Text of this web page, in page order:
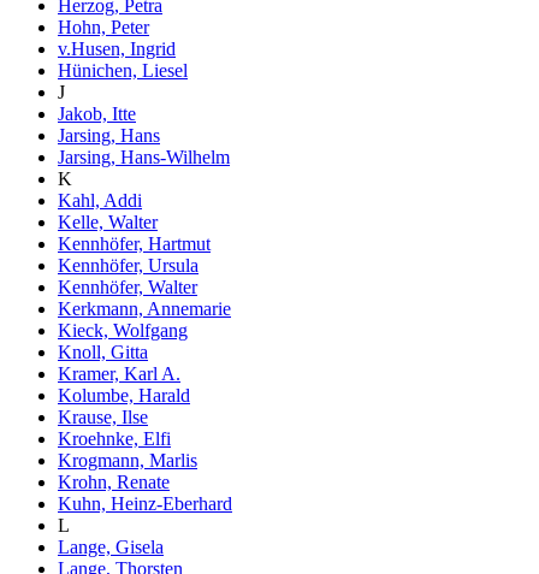
Herzog, Petra
Hohn, Peter
v.Husen, Ingrid
Hünichen, Liesel
J
Jakob, Itte
Jarsing, Hans
Jarsing, Hans-Wilhelm
K
Kahl, Addi
Kelle, Walter
Kennhöfer, Hartmut
Kennhöfer, Ursula
Kennhöfer, Walter
Kerkmann, Annemarie
Kieck, Wolfgang
Knoll, Gitta
Kramer, Karl A.
Kolumbe, Harald
Krause, Ilse
Kroehnke, Elfi
Krogmann, Marlis
Krohn, Renate
Kuhn, Heinz-Eberhard
L
Lange, Gisela
Lange, Thorsten